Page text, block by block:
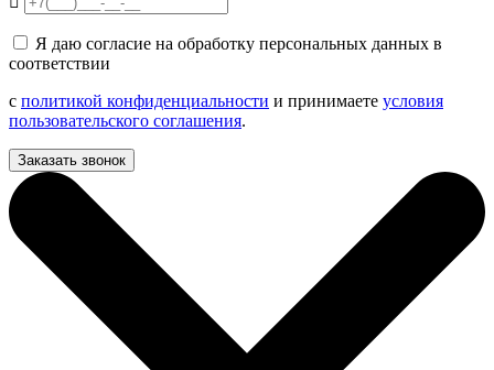
Я даю согласие на обработку персональных данных в
соответствии
с политикой конфиденциальности и принимаете условия
пользовательского соглашения.
Заказать звонок